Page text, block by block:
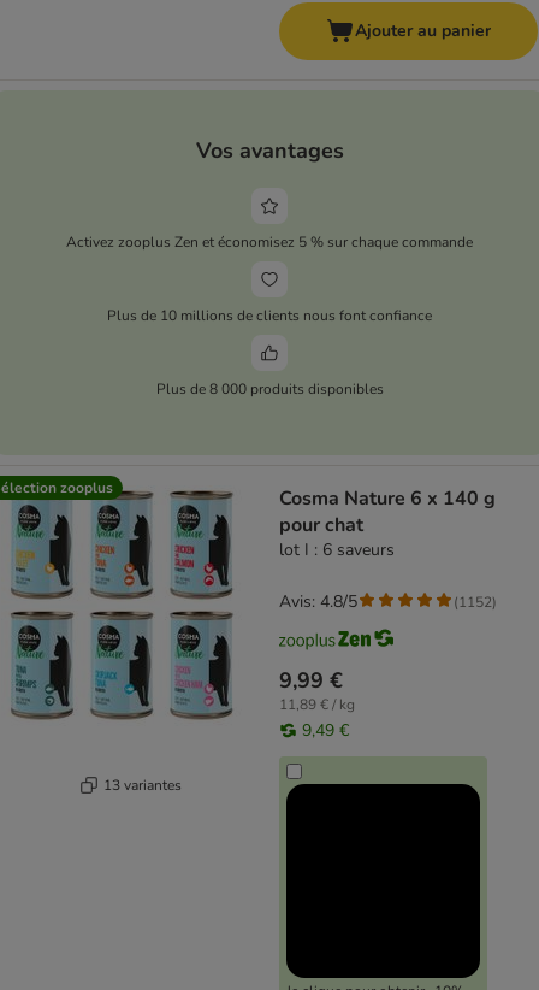
Ajouter au panier
Vos avantages
Activez zooplus Zen et économisez 5 % sur chaque commande
Plus de 10 millions de clients nous font confiance
Plus de 8 000 produits disponibles
zooplus
13 variantes
Cosma Nature 6 x 140 g
pour chat
lot I : 6 saveurs
9,99 €
11,89 € / kg
9,49 €
Avis: 4.8/5 (1152)